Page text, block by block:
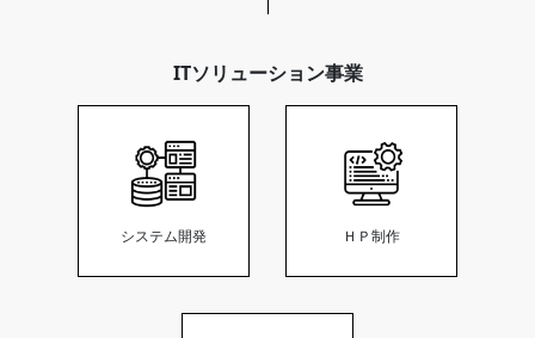
ITソリューション事業
システム開発 ＨＰ制作